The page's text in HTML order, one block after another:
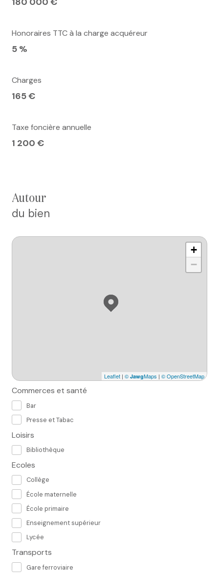
Honoraires TTC à la charge acquéreur
5 %
Charges
165 €
Taxe foncière annuelle
1 200 €
autour
du bien
+
−
Leaflet | © JawgMaps | © OpenStreetMap
Commerces et santé
Bar
Presse et Tabac
Loisirs
Bibliothèque
Ecoles
Collège
École maternelle
École primaire
Enseignement supérieur
Lycée
Transports
Gare ferroviaire